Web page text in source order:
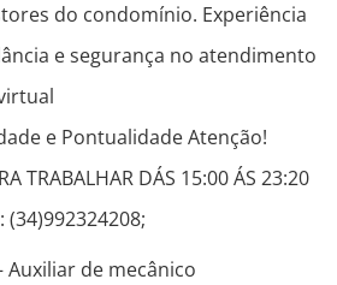
do condomínio. Experiência
e segurança no atendimento
e Pontualidade Atenção!
TRABALHAR DÁS 15:00 ÁS 23:20
Auxiliar de mecânico